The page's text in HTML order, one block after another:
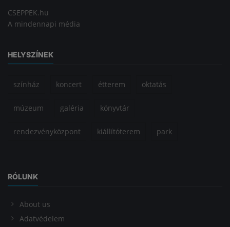
CSEPPEK.hu
A mindennapi média
HELYSZÍNEK
színház koncert étterem oktatás
múzeum galéria könyvtár
rendezvényközpont kiállítóterem park
RÓLUNK
About us
Adatvédelem